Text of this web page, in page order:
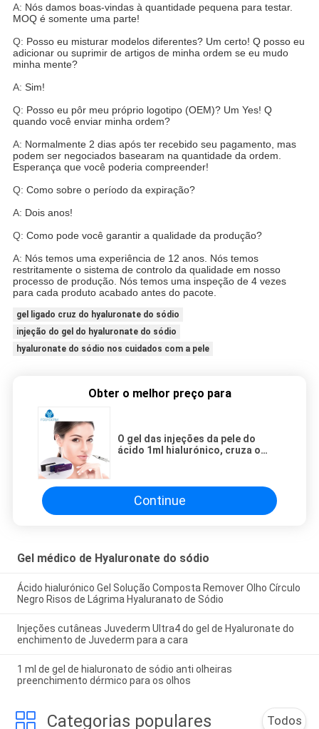
A: Nós damos boas-vindas à quantidade pequena para testar.
MOQ é somente uma parte!
Q: Posso eu misturar modelos diferentes? Um certo! Q posso eu
adicionar ou suprimir de artigos de minha ordem se eu mudo
minha mente?
A: Sim!
Q: Posso eu pôr meu próprio logotipo (OEM)? Um Yes! Q
quando você enviar minha ordem?
A: Normalmente 2 dias após ter recebido seu pagamento, mas
podem ser negociados basearam na quantidade da ordem.
Esperança que você poderia compreender!
Q: Como sobre o período da expiração?
A: Dois anos!
Q: Como pode você garantir a qualidade da produção?
A: Nós temos uma experiência de 12 anos. Nós temos
restritamente o sistema de controlo da qualidade em nosso
processo de produção. Nós temos uma inspeção de 4 vezes
para cada produto acabado antes do pacote.
gel ligado cruz do hyaluronate do sódio
injeção do gel do hyaluronate do sódio
hyaluronate do sódio nos cuidados com a pele
Obter o melhor preço para
O gel das injeções da pele do
ácido 1ml hialurónico, cruza o
Continue
Gel médico de Hyaluronate do sódio
Ácido hialurónico Gel Solução Composta Remover Olho Círculo
Negro Risos de Lágrima Hyaluranato de Sódio
Injeções cutâneas Juvederm Ultra4 do gel de Hyaluronate do
enchimento de Juvederm para a cara
1 ml de gel de hialuronato de sódio anti olheiras
preenchimento dérmico para os olhos
Categorias populares Todos